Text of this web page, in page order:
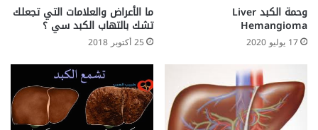
s
i
s
ل
أ
س
وحمة الكبد Liver
Hemangioma
17 يوليو 2020
ما الأعراض والعلامات التي تجعلك
تشك بالتهاب الكبد سي ؟
25 أكتوبر 2018